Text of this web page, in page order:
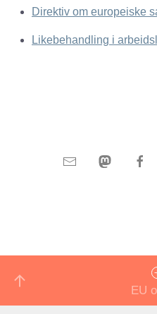
Direktiv om europeiske
Likebehandling i
EU